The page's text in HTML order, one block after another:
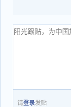
请登录发贴